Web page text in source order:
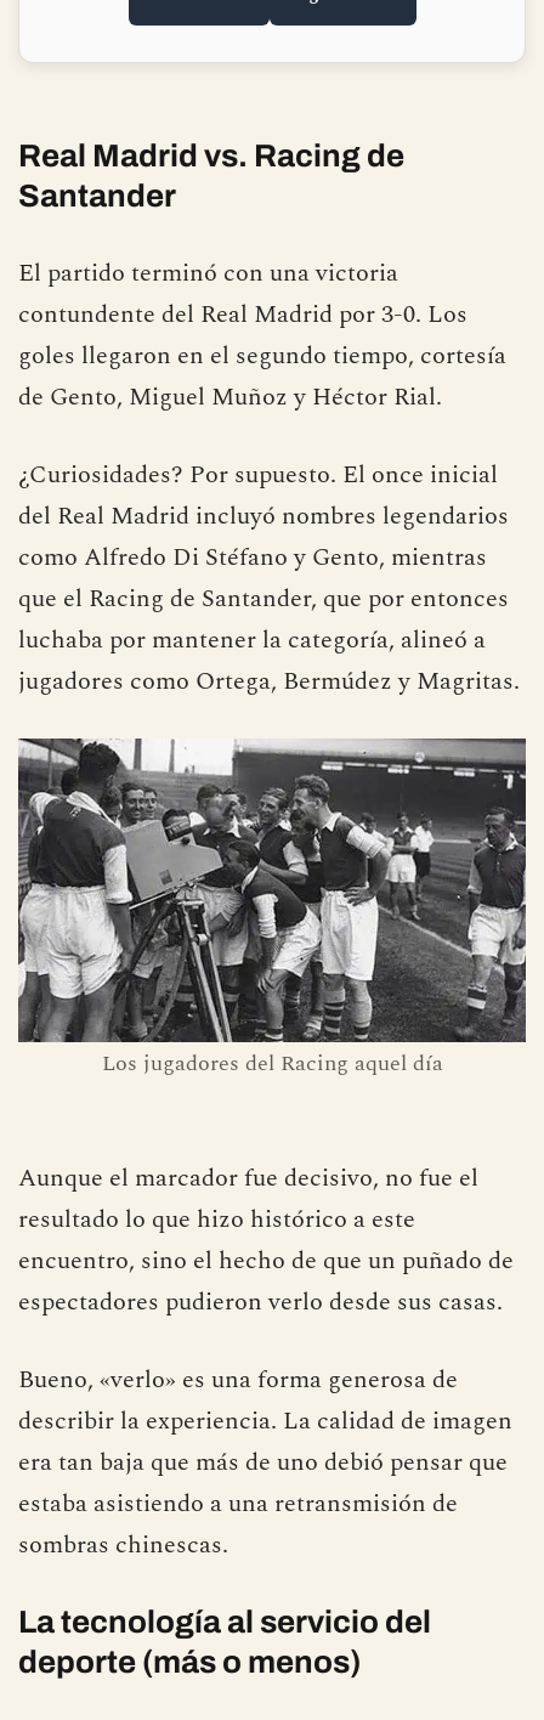
◀ Anterior Siguiente ▶
Santander
El partido terminó con una victoria
contundente del Real Madrid por 3-0. Los
de Gento, Miguel Muñoz y Héctor Rial.
¿Curiosidades? Por supuesto. El once inicial
del Real Madrid incluyó nombres legendarios
como Alfredo Di Stéfano y Gento, mientras
que el Racing de Santander, que por entonces
jugadores como Ortega, Bermúdez y Magritas.
Aunque el marcador fue decisivo, no fue el
resultado lo que hizo histórico a este
espectadores pudieron verlo desde sus casas.
Bueno, «verlo» es una forma generosa de
describir la experiencia. La calidad de imagen
era tan baja que más de uno debió pensar que
sombras chinescas.